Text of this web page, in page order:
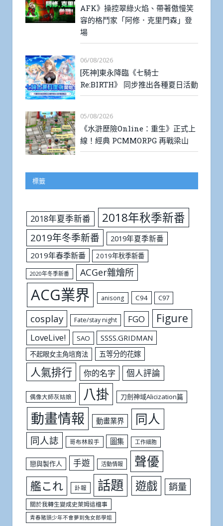
AFK》操控翠綠火焰、帶著傲慢笑
容的格鬥家「阿修．克里門森」登
場
06/08/2026
[死神]東永降臨《七騎士
Re:BIRTH》 同步推出各種夏日活動
05/08/2026
《水滸歷險Online：重生》正式上
線！經典 PCMMORPG 再戰梁山
標籤
2018年夏季新番 2018年秋季新番
2019年冬季新番
2019年夏季新番
2019年春季新番
2019年秋季新番
2020年冬季新番 ACGer雜燴所
ACG業界 anisong C94 C97
cosplay Fate/stay night FGO Figure
LoveLive! SAO SSSS.GRIDMAN
不起眼女主角培育法 五等分的花嫁
人氣排行 你的名字 個人評論
偶像大師灰姑娘 八掛 刀劍神域Alicization篇
動畫情報 動畫業界 同人
同人誌 哥布林殺手 圖集 工作細胞
戀與製作人 手遊 活動情報 聲優
艦これ 訃報 話題 遊戲 銷量
關於我轉生變成史萊姆這檔事
青春豬頭少年不會夢到兔女郎學姐